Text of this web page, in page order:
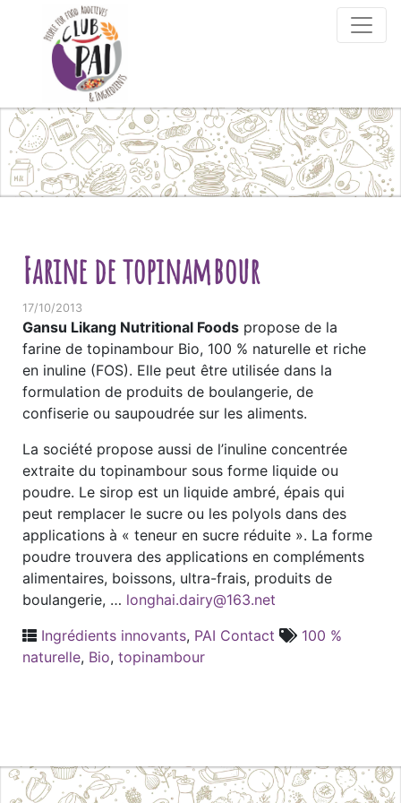
Skip to content
Farine de topinambour
17/10/2013
Gansu Likang Nutritional Foods propose de la
farine de topinambour Bio, 100 % naturelle et riche
en inuline (FOS). Elle peut être utilisée dans la
formulation de produits de boulangerie, de
confiserie ou saupoudrée sur les aliments.
La société propose aussi de l’inuline concentrée
extraite du topinambour sous forme liquide ou
poudre. Le sirop est un liquide ambré, épais qui
peut remplacer le sucre ou les polyols dans des
applications à « teneur en sucre réduite ». La forme
poudre trouvera des applications en compléments
alimentaires, boissons, ultra-frais, produits de
boulangerie, … longhai.dairy@163.net
Ingrédients innovants, PAI Contact
100 %
naturelle, Bio, topinambour